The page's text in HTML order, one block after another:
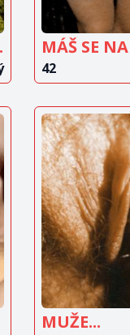
MÁŠ SE
42
MUŽE...